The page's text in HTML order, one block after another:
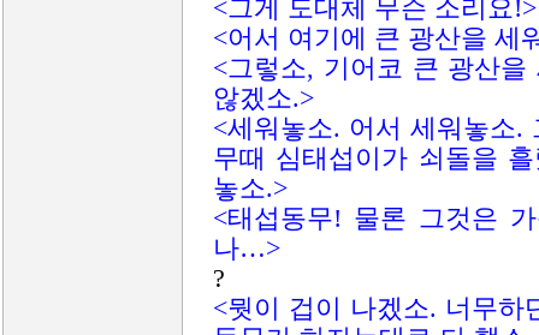
<그게 도대체 무슨 소리요!>
<어서 여기에 큰 광산을 세
<그렇소, 기어코 큰 광산
않겠소.>
<세워놓소. 어서 세워놓소.
무때 심태섭이가 쇠돌을
놓소.>
<태섭동무! 물론 그것은
나…>
?
<뭣이 겁이 나겠소. 너무하